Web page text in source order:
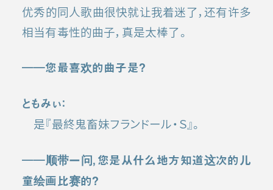
优秀的同人歌曲很快就让我着迷了，还有许多
相当有毒性的曲子，真是太棒了。
――您最喜欢的曲子是？
ともみぃ：
是『最終鬼畜妹フランドール・Ｓ』。
――顺带一问，您是从什么地方知道这次的儿
童绘画比赛的？